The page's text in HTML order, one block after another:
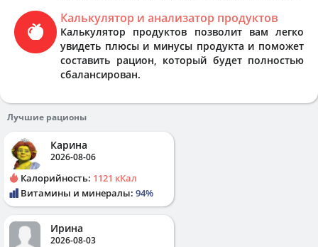
Калькулятор и анализатор продуктов
Калькулятор продуктов позволит вам легко
увидеть плюсы и минусы продукта и поможет
составить рацион, который будет полностью
сбалансирован.
Лучшие рационы
Карина
2026-08-06
Калорийность: 1121 кКал
Витамины и минералы: 94%
Ирина
2026-08-03